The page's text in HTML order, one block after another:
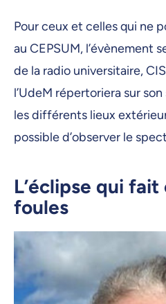
Pour ceux et celles qui ne
au CEPSUM, l’évènement
de la radio universitaire,
l’UdeM répertoriera sur
les différents lieux
possible d’observer le
L’éclipse qui
foules